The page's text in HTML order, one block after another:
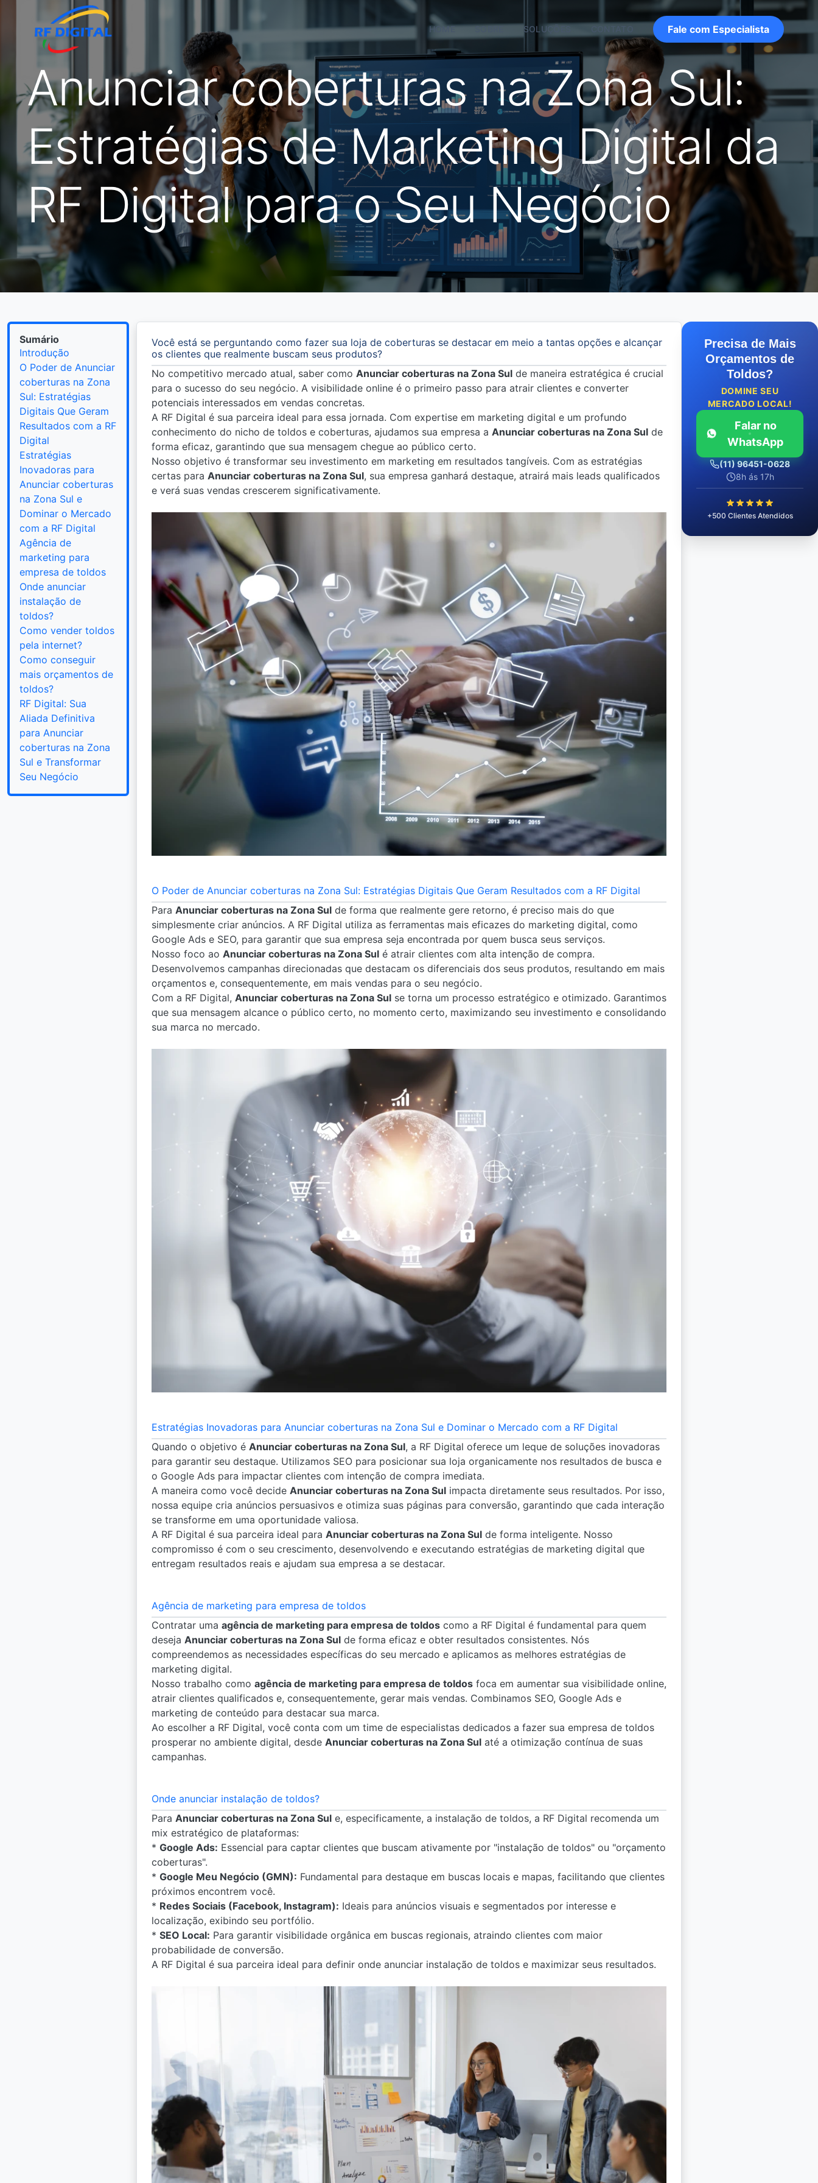
HOME SOBRE SOLUÇÕES Fale com Especialista
Anunciar coberturas na Zona Sul:
Estratégias de Marketing Digital da
RF Digital para o Seu Negócio
Sumário
Introdução
O Poder de Anunciar
coberturas na Zona
Sul: Estratégias
Digitais Que Geram
Resultados com a RF
Digital
Estratégias
Inovadoras para
Anunciar coberturas
na Zona Sul e
Dominar o Mercado
com a RF Digital
Agência de
marketing para
empresa de toldos
Onde anunciar
instalação de
toldos?
Como vender toldos
pela internet?
Como conseguir
mais orçamentos de
toldos?
RF Digital: Sua
Aliada Definitiva
para Anunciar
coberturas na Zona
Sul e Transformar
Seu Negócio
Você está se perguntando como fazer sua loja de coberturas se destacar em meio a tantas opções e alcançar
os clientes que realmente buscam seus produtos?
No competitivo mercado atual, saber como Anunciar coberturas na Zona Sul de maneira estratégica é crucial
para o sucesso do seu negócio. A visibilidade online é o primeiro passo para atrair clientes e converter
potenciais interessados em vendas concretas.
A RF Digital é sua parceira ideal para essa jornada. Com expertise em marketing digital e um profundo
conhecimento do nicho de toldos e coberturas, ajudamos sua empresa a Anunciar coberturas na Zona Sul de
forma eficaz, garantindo que sua mensagem chegue ao público certo.
Nosso objetivo é transformar seu investimento em marketing em resultados tangíveis. Com as estratégias
certas para Anunciar coberturas na Zona Sul, sua empresa ganhará destaque, atrairá mais leads qualificados
e verá suas vendas crescerem significativamente.
O Poder de Anunciar coberturas na Zona Sul: Estratégias Digitais Que Geram Resultados com a RF Digital
Para Anunciar coberturas na Zona Sul de forma que realmente gere retorno, é preciso mais do que
simplesmente criar anúncios. A RF Digital utiliza as ferramentas mais eficazes do marketing digital, como
Google Ads e SEO, para garantir que sua empresa seja encontrada por quem busca seus serviços.
Nosso foco ao Anunciar coberturas na Zona Sul é atrair clientes com alta intenção de compra.
Desenvolvemos campanhas direcionadas que destacam os diferenciais dos seus produtos, resultando em mais
orçamentos e, consequentemente, em mais vendas para o seu negócio.
Com a RF Digital, Anunciar coberturas na Zona Sul se torna um processo estratégico e otimizado. Garantimos
que sua mensagem alcance o público certo, no momento certo, maximizando seu investimento e consolidando
sua marca no mercado.
Estratégias Inovadoras para Anunciar coberturas na Zona Sul e Dominar o Mercado com a RF Digital
Quando o objetivo é Anunciar coberturas na Zona Sul, a RF Digital oferece um leque de soluções inovadoras
para garantir seu destaque. Utilizamos SEO para posicionar sua loja organicamente nos resultados de busca e
o Google Ads para impactar clientes com intenção de compra imediata.
A maneira como você decide Anunciar coberturas na Zona Sul impacta diretamente seus resultados. Por isso,
nossa equipe cria anúncios persuasivos e otimiza suas páginas para conversão, garantindo que cada interação
se transforme em uma oportunidade valiosa.
A RF Digital é sua parceira ideal para Anunciar coberturas na Zona Sul de forma inteligente. Nosso
compromisso é com o seu crescimento, desenvolvendo e executando estratégias de marketing digital que
entregam resultados reais e ajudam sua empresa a se destacar.
Agência de marketing para empresa de toldos
Contratar uma agência de marketing para empresa de toldos como a RF Digital é fundamental para quem
deseja Anunciar coberturas na Zona Sul de forma eficaz e obter resultados consistentes. Nós
compreendemos as necessidades específicas do seu mercado e aplicamos as melhores estratégias de
marketing digital.
Nosso trabalho como agência de marketing para empresa de toldos foca em aumentar sua visibilidade online,
atrair clientes qualificados e, consequentemente, gerar mais vendas. Combinamos SEO, Google Ads e
marketing de conteúdo para destacar sua marca.
Ao escolher a RF Digital, você conta com um time de especialistas dedicados a fazer sua empresa de toldos
prosperar no ambiente digital, desde Anunciar coberturas na Zona Sul até a otimização contínua de suas
campanhas.
Onde anunciar instalação de toldos?
Para Anunciar coberturas na Zona Sul e, especificamente, a instalação de toldos, a RF Digital recomenda um
mix estratégico de plataformas:
* Google Ads: Essencial para captar clientes que buscam ativamente por "instalação de toldos" ou "orçamento
coberturas".
* Google Meu Negócio (GMN): Fundamental para destaque em buscas locais e mapas, facilitando que clientes
próximos encontrem você.
* Redes Sociais (Facebook, Instagram): Ideais para anúncios visuais e segmentados por interesse e
localização, exibindo seu portfólio.
* SEO Local: Para garantir visibilidade orgânica em buscas regionais, atraindo clientes com maior
probabilidade de conversão.
A RF Digital é sua parceira ideal para definir onde anunciar instalação de toldos e maximizar seus resultados.
Precisa de Mais
Orçamentos de
Toldos?
DOMINE SEU
MERCADO LOCAL!
Falar no
WhatsApp
(11) 96451-0628
8h ás 17h
+500 Clientes Atendidos